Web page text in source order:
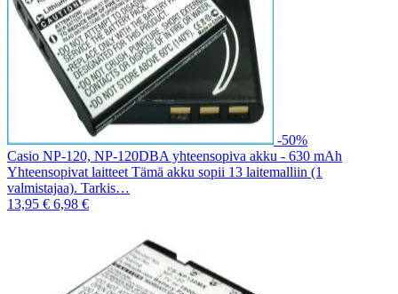
-50%
Casio NP-120, NP-120DBA yhteensopiva akku - 630 mAh
Yhteensopivat laitteet Tämä akku sopii 13 laitemalliin (1
valmistajaa). Tarkis…
13,95 € 6,98 €